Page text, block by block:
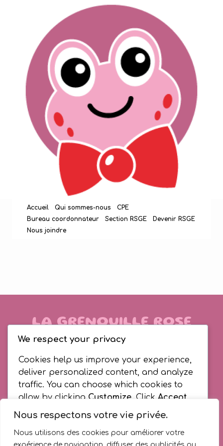
Nous respectons votre vie privée.
Nous utilisons des cookies pour améliorer votre
Accueil Qui sommes-nous
CPE
Bureau coordonnateur
Section RSGE
Devenir RSGE
Nous joindre
LA GRENOUILLE ROSE
1B3
(514) 494-4300
Accueil Qui sommes-nous
CPE
Devenir RSGE
Nous joindre
We respect your privacy
Cookies help us improve your experience,
deliver personalized content, and analyze
traffic. You can choose which cookies to
allow by clicking Customize . Click Accept
All
to consent or Reject All
to decline non-
essential cookies.